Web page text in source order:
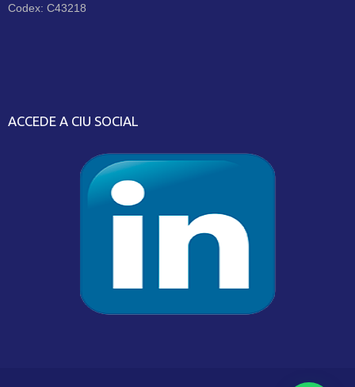
Codex: C43218
ACCEDE A CIU SOCIAL